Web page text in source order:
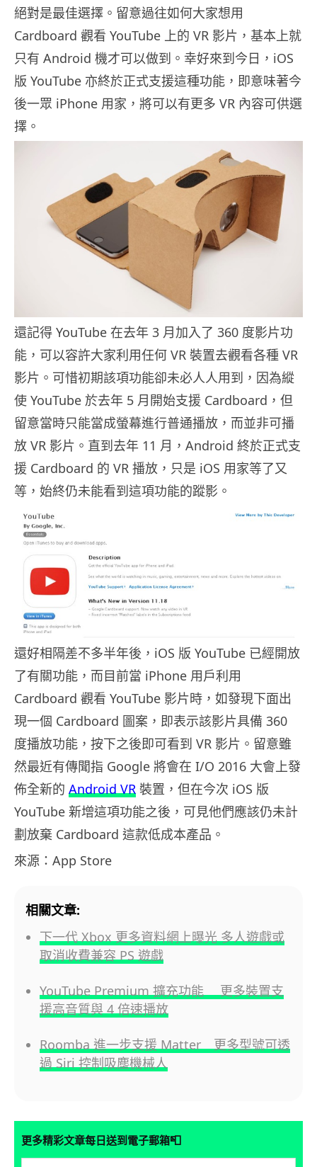
絕對是最佳選擇。留意過往如何大家想用
Cardboard 觀看 YouTube 上的 VR 影片，基本上就
只有 Android 機才可以做到。幸好來到今日，iOS
版 YouTube 亦終於正式支援這種功能，即意味著今
後一眾 iPhone 用家，將可以有更多 VR 內容可供選
擇。
還記得 YouTube 在去年 3 月加入了 360 度影片功
能，可以容許大家利用任何 VR 裝置去觀看各種 VR
影片。可惜初期該項功能卻未必人人用到，因為縱
使 YouTube 於去年 5 月開始支援 Cardboard，但
留意當時只能當成螢幕進行普通播放，而並非可播
放 VR 影片。直到去年 11 月，Android 終於正式支
援 Cardboard 的 VR 播放，只是 iOS 用家等了又
等，始終仍未能看到這項功能的蹤影。
還好相隔差不多半年後，iOS 版 YouTube 已經開放
了有關功能，而目前當 iPhone 用戶利用
Cardboard 觀看 YouTube 影片時，如發現下面出
現一個 Cardboard 圖案，即表示該影片具備 360
度播放功能，按下之後即可看到 VR 影片。留意雖
然最近有傳聞指 Google 將會在 I/O 2016 大會上發
佈全新的 Android VR 裝置，但在今次 iOS 版
YouTube 新增這項功能之後，可見他們應該仍未計
劃放棄 Cardboard 這款低成本產品。
來源：App Store
相關文章:
下一代 Xbox 更多資料網上曝光 多人遊戲或
取消收費兼容 PS 遊戲
YouTube Premium 擴充功能 更多裝置支
援高音質與 4 倍速播放
Roomba 進一步支援 Matter 更多型號可透
過 Siri 控制吸塵機械人
更多精彩文章每日送到電子郵箱📮